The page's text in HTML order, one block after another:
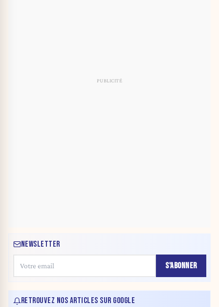
NEWSLETTER
S'ABONNER
RETROUVEZ NOS ARTICLES SUR GOOGLE